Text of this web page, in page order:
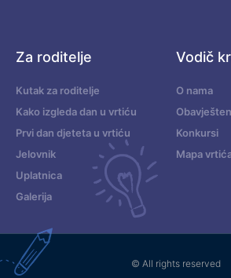
Za roditelje
Kutak za roditelje
Kako izgleda dan u vrtiću
Prvi dan djeteta u vrtiću
Jelovnik
Uplatnica
Galerija
Vodič
O nama
Konkursi
Mapa
© All rights reserved